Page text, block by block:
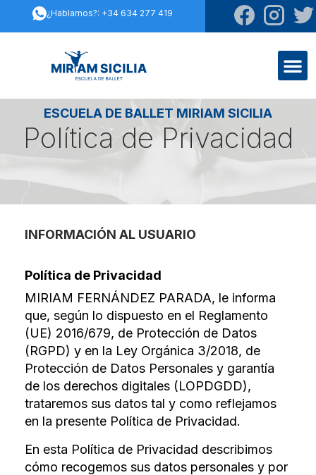
¿Hablamos?: +34 634 277 419
ESCUELA DE BALLET MIRIAM SICILIA
Política de Privacidad
INFORMACIÓN AL USUARIO
Política de Privacidad
MIRIAM FERNÁNDEZ PARADA, le informa
que, según lo dispuesto en el Reglamento
(UE) 2016/679, de Protección de Datos
(RGPD) y en la Ley Orgánica 3/2018, de
Protección de Datos Personales y garantía
de los derechos digitales (LOPDGDD),
trataremos sus datos tal y como reflejamos
en la presente Política de Privacidad.
En esta Política de Privacidad describimos
cómo recogemos sus datos personales y por